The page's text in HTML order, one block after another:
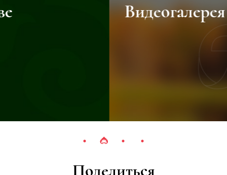
Видеогалерея
Поделиться